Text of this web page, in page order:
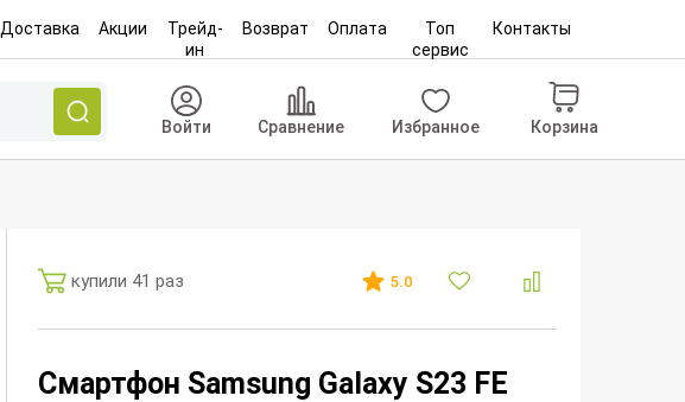
Доставка Акции
Трейд-
ин
Возврат Оплата
Топ
сервис
Контакты
Войти Сравнение Избранное Корзина
купили 41 раз 5.0
Смартфон Samsung Galaxy S23 FE